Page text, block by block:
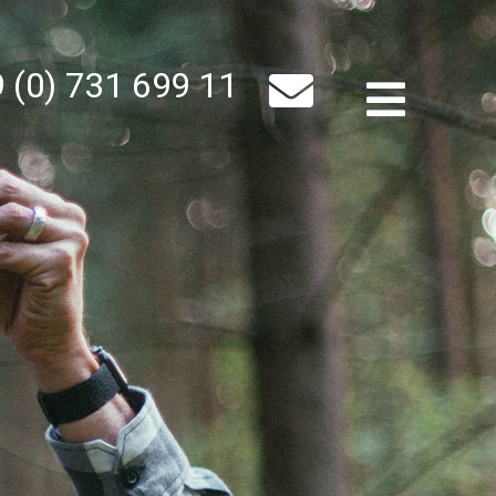
(0) 731 699 11